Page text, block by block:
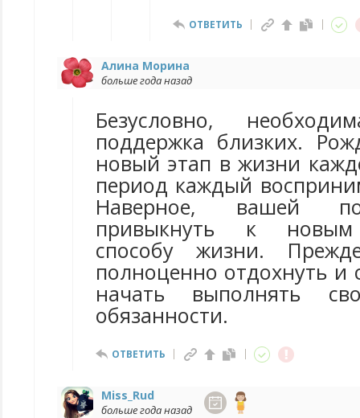
ОТВЕТИТЬ
Алина Морина
больше года назад
Безусловно,
поддержка близких.
новый этап в жизни
период каждый
Наверное, вашей
привыкнуть к новым
способу жизни.
полноценно отдохнуть
начать выполнять
обязанности.
ОТВЕТИТЬ
Miss_Rud
больше года назад